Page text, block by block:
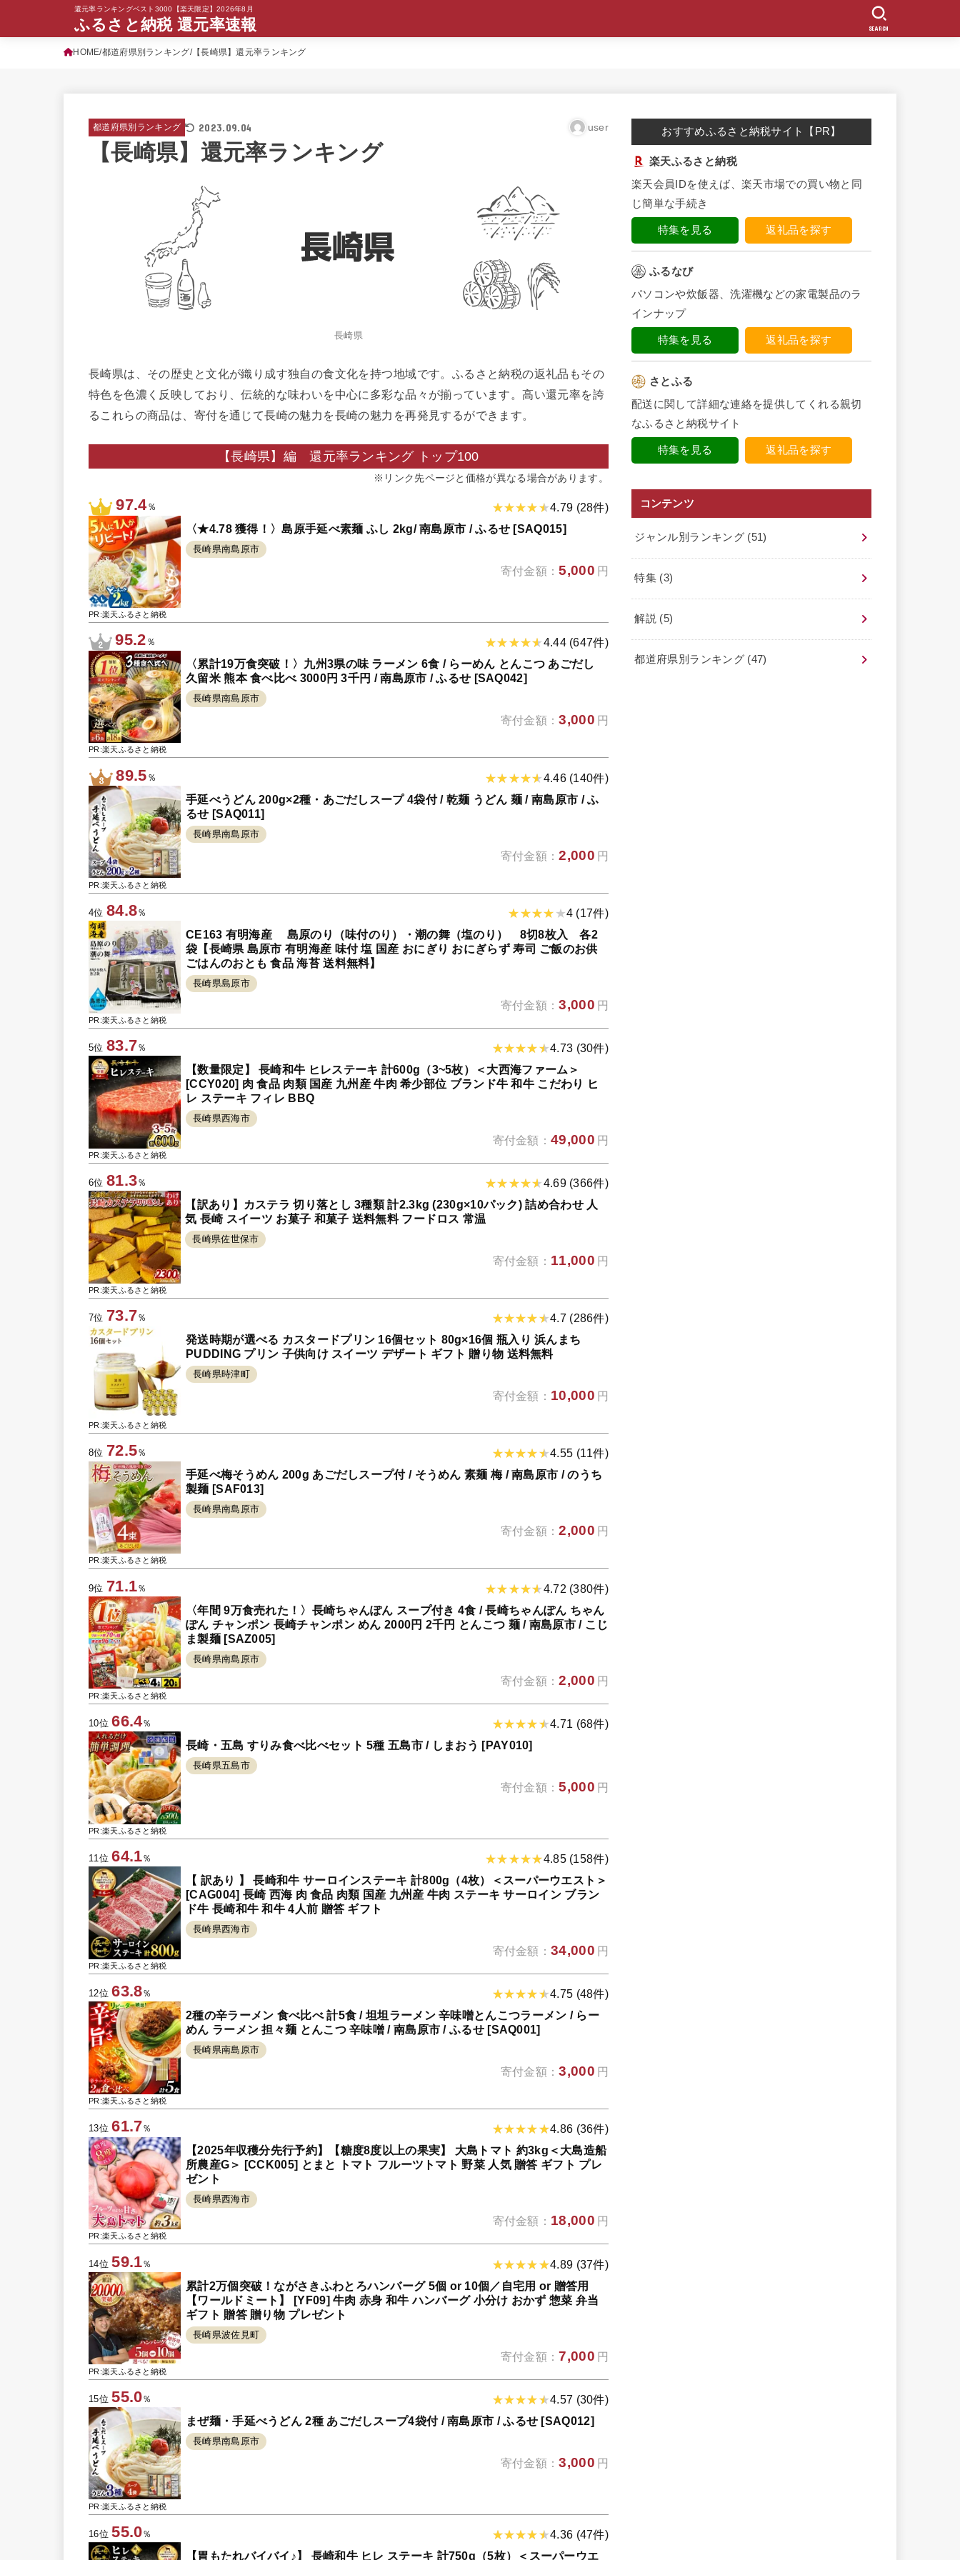
還元率ランキングベスト3000【楽天限定】2026年8月
ふるさと納税 還元率速報 SEARCH
HOME 都道府県別ランキング 【長崎県】還元率ランキング
都道府県別ランキング 2023.09.04 user
【長崎県】還元率ランキング
長崎県
長崎県は、その歴史と文化が織り成す独自の食文化を持つ地域です。ふるさと納税の返礼品もその
特色を色濃く反映しており、伝統的な味わいを中心に多彩な品々が揃っています。高い還元率を誇
るこれらの商品は、寄付を通じて長崎の魅力を長崎の魅力を再発見するができます。
【長崎県】編 還元率ランキング トップ100
※リンク先ページと価格が異なる場合があります。
97.4％
PR:楽天ふるさと納税
4.79 (28件)
〈★4.78 獲得！〉島原手延べ素麺 ふし 2kg/ 南島原市 / ふるせ [SAQ015]
長崎県南島原市
寄付金額：5,000 円
95.2 ％
PR:楽天ふるさと納税
4.44 (647件)
〈累計19万食突破！〉九州3県の味 ラーメン 6食 / らーめん とんこつ あごだし
久留米 熊本 食べ比べ 3000円 3千円 / 南島原市 / ふるせ [SAQ042]
長崎県南島原市
寄付金額：3,000 円
89.5 ％
PR:楽天ふるさと納税
4.46 (140件)
手延べうどん 200g×2種・あごだしスープ 4袋付 / 乾麺 うどん 麺 / 南島原市 / ふ
るせ [SAQ011]
長崎県南島原市
寄付金額：2,000 円
4位 84.8％
PR:楽天ふるさと納税
4 (17件)
CE163 有明海産 島原のり（味付のり）・潮の舞（塩のり） 8切8枚入 各2
袋【長崎県 島原市 有明海産 味付 塩 国産 おにぎり おにぎらず 寿司 ご飯のお供
ごはんのおとも 食品 海苔 送料無料】
長崎県島原市
寄付金額：3,000 円
5位 83.7％
PR:楽天ふるさと納税
4.73 (30件)
【数量限定】 長崎和牛 ヒレステーキ 計600g（3~5枚）＜大西海ファーム＞
[CCY020] 肉 食品 肉類 国産 九州産 牛肉 希少部位 ブランド牛 和牛 こだわり ヒ
レ ステーキ フィレ BBQ
長崎県西海市
寄付金額： 49,000 円
6位 81.3％
PR:楽天ふるさと納税
4.69 (366件)
【訳あり】カステラ 切り落とし 3種類 計2.3kg (230g×10パック) 詰め合わせ 人
気 長崎 スイーツ お菓子 和菓子 送料無料 フードロス 常温
長崎県佐世保市
寄付金額： 11,000 円
7位 73.7％
PR:楽天ふるさと納税
4.7 (286件)
発送時期が選べる カスタードプリン 16個セット 80g×16個 瓶入り 浜んまち
PUDDING プリン 子供向け スイーツ デザート ギフト 贈り物 送料無料
長崎県時津町
寄付金額： 10,000 円
8位 72.5％
PR:楽天ふるさと納税
4.55 (11件)
手延べ梅そうめん 200g あごだしスープ付 / そうめん 素麺 梅 / 南島原市 / のうち
製麺 [SAF013]
長崎県南島原市
寄付金額：2,000 円
9位 71.1％
PR:楽天ふるさと納税
4.72 (380件)
〈年間 9万食売れた！〉長崎ちゃんぽん スープ付き 4食 / 長崎ちゃんぽん ちゃん
ぽん チャンポン 長崎チャンポン めん 2000円 2千円 とんこつ 麺 / 南島原市 / こじ
ま製麺 [SAZ005]
長崎県南島原市
寄付金額：2,000 円
10位66.4％
PR:楽天ふるさと納税
4.71 (68件)
長崎・五島 すりみ食べ比べセット 5種 五島市 / しまおう [PAY010]
長崎県五島市
寄付金額：5,000 円
11位64.1％
PR:楽天ふるさと納税
4.85 (158件)
【 訳あり 】 長崎和牛 サーロインステーキ 計800g（4枚）＜スーパーウエスト＞
[CAG004] 長崎 西海 肉 食品 肉類 国産 九州産 牛肉 ステーキ サーロイン ブラン
ド牛 長崎和牛 和牛 4人前 贈答 ギフト
長崎県西海市
寄付金額： 34,000 円
12位63.8％
PR:楽天ふるさと納税
4.75 (48件)
2種の辛ラーメン 食べ比べ 計5食 / 坦坦ラーメン 辛味噌とんこつラーメン / らー
めん ラーメン 担々麺 とんこつ 辛味噌 / 南島原市 / ふるせ [SAQ001]
長崎県南島原市
寄付金額：3,000 円
13位61.7％
PR:楽天ふるさと納税
4.86 (36件)
【2025年収穫分先行予約】【糖度8度以上の果実】 大島トマト 約3kg＜大島造船
所農産G＞ [CCK005] とまと トマト フルーツトマト 野菜 人気 贈答 ギフト プレ
ゼント
長崎県西海市
寄付金額： 18,000 円
14位59.1％
PR:楽天ふるさと納税
4.89 (37件)
累計2万個突破！ながさきふわとろハンバーグ 5個 or 10個／自宅用 or 贈答用
【ワールドミート】 [YF09] 牛肉 赤身 和牛 ハンバーグ 小分け おかず 惣菜 弁当
ギフト 贈答 贈り物 プレゼント
長崎県波佐見町
寄付金額：7,000 円
15位55.0％
PR:楽天ふるさと納税
4.57 (30件)
まぜ麺・手延べうどん 2種 あごだしスープ4袋付 / 南島原市 / ふるせ [SAQ012]
長崎県南島原市
寄付金額：3,000 円
16位55.0％
4.36 (47件)
【胃もたれバイバイ♪】 長崎和牛 ヒレ ステーキ 計750g（5枚）＜スーパーウエ
おすすめふるさと納税サイト【PR】
楽天ふるさと納税
楽天会員IDを使えば、楽天市場での買い物と同
じ簡単な手続き
特集を見る 返礼品を探す
ふるなび
パソコンや炊飯器、洗濯機などの家電製品のラ
インナップ
特集を見る 返礼品を探す
さとふる
配送に関して詳細な連絡を提供してくれる親切
なふるさと納税サイト
特集を見る 返礼品を探す
コンテンツ
ジャンル別ランキング (51)
特集 (3)
解説 (5)
都道府県別ランキング (47)